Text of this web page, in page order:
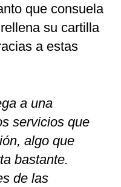
que consuela
su cartilla
a estas
a una
servicios que
algo que
bastante.
de las